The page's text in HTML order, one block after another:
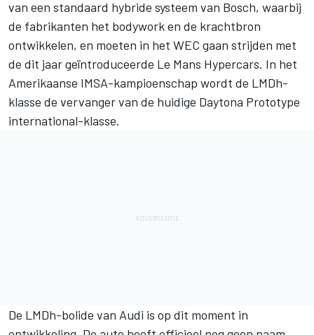
van een standaard hybride systeem van Bosch, waarbij
de fabrikanten het bodywork en de krachtbron
ontwikkelen, en moeten in het WEC gaan strijden met
de dit jaar geïntroduceerde Le Mans Hypercars. In het
Amerikaanse IMSA-kampioenschap wordt de LMDh-
klasse de vervanger van de huidige Daytona Prototype
international-klasse.
De LMDh-bolide van Audi is op dit moment in